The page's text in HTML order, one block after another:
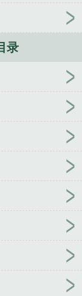
，掌掴教皇
录